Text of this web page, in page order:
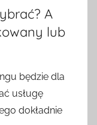
A
lub
będzie dla
usługę
dokładnie